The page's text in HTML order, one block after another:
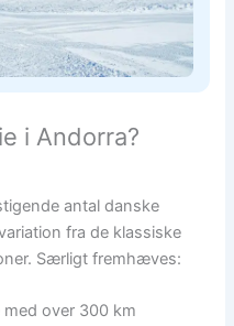
i Andorra?
antal danske
fra de klassiske
Særligt fremhæves:
over 300 km